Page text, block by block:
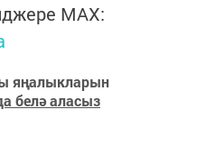
MАХ:
яңалыкларын
белә аласыз